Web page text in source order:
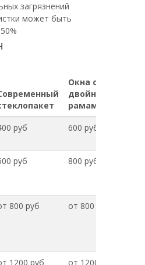
загрязнений
может быть
Окна с
двойными
рамами
руб 600 руб
руб 800 руб
800 руб от 800 руб
1200 руб от 1200 руб